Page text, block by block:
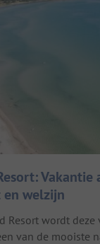
Vakantie
welzijn
Resort wordt
van de mooiste